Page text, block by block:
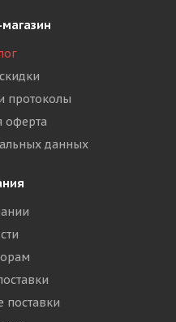
протоколы
оферта
данных
поставки